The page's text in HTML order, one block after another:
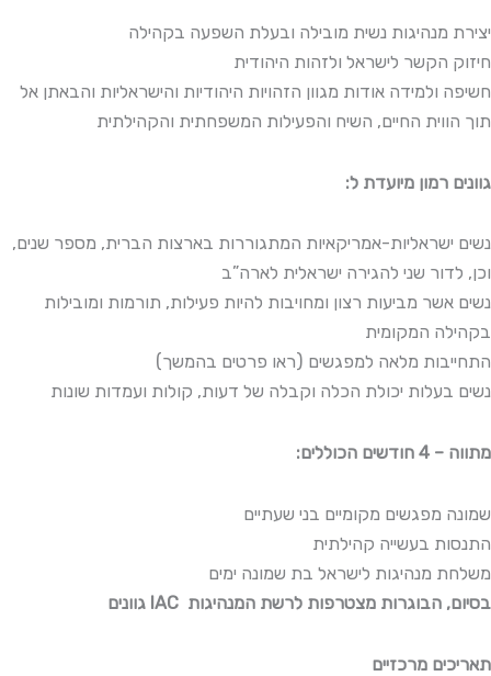
יצירת מנהיגות נשית מובילה ובעלת השפעה בקהילה
חיזוק הקשר לישראל ולזהות היהודית
חשיפה ולמידה אודות מגוון הזהויות היהודיות והישראליות והבאתן אל
תוך הווית החיים, השיח והפעילות המשפחתית והקהילתית
:גוונים רמון מיועדת ל
נשים ישראליות-אמריקאיות המתגוררות בארצות הברית, מספר שנים,
וכן, לדור שני להגירה ישראלית לארה”ב
נשים אשר מביעות רצון ומחויבות להיות פעילות, תורמות ומובילות
בקהילה המקומית
התחייבות מלאה למפגשים (ראו פרטים בהמשך)
נשים בעלות יכולת הכלה וקבלה של דעות, קולות ועמדות שונות
:מתווה – 4 חודשים הכוללים
שמונה מפגשים מקומיים בני שעתיים
התנסות בעשייה קהילתית
משלחת מנהיגות לישראל בת שמונה ימים
גוונים IAC בסיום, הבוגרות מצטרפות לרשת המנהיגות
תאריכים מרכזיים